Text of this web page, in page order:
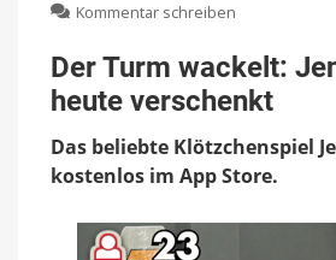
Kommentar schreiben
Turm
wackelt:
Jenga
heute
verschenkt
Der Turm wackelt:
heute verschenkt
Das beliebte Klötzchenspiel
kostenlos im App Store.